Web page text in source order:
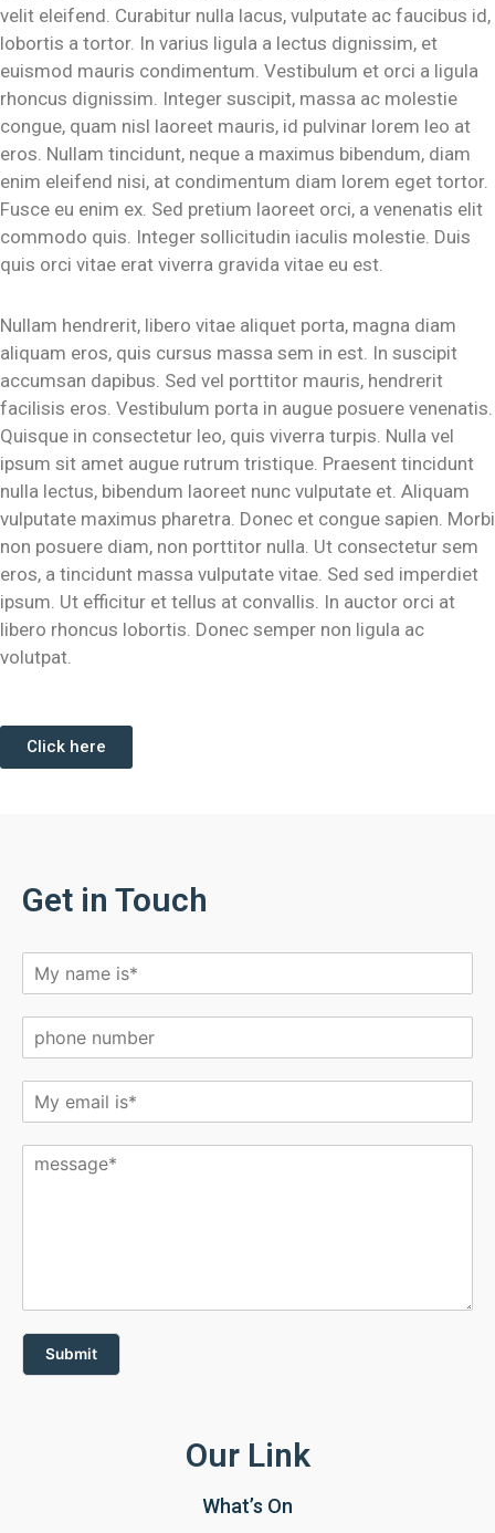
velit eleifend. Curabitur nulla lacus, vulputate ac faucibus id,
lobortis a tortor. In varius ligula a lectus dignissim, et
euismod mauris condimentum. Vestibulum et orci a ligula
rhoncus dignissim. Integer suscipit, massa ac molestie
congue, quam nisl laoreet mauris, id pulvinar lorem leo at
eros. Nullam tincidunt, neque a maximus bibendum, diam
enim eleifend nisi, at condimentum diam lorem eget tortor.
Fusce eu enim ex. Sed pretium laoreet orci, a venenatis elit
commodo quis. Integer sollicitudin iaculis molestie. Duis
quis orci vitae erat viverra gravida vitae eu est.
Nullam hendrerit, libero vitae aliquet porta, magna diam
aliquam eros, quis cursus massa sem in est. In suscipit
accumsan dapibus. Sed vel porttitor mauris, hendrerit
facilisis eros. Vestibulum porta in augue posuere venenatis.
Quisque in consectetur leo, quis viverra turpis. Nulla vel
ipsum sit amet augue rutrum tristique. Praesent tincidunt
nulla lectus, bibendum laoreet nunc vulputate et. Aliquam
vulputate maximus pharetra. Donec et congue sapien. Morbi
non posuere diam, non porttitor nulla. Ut consectetur sem
eros, a tincidunt massa vulputate vitae. Sed sed imperdiet
ipsum. Ut efficitur et tellus at convallis. In auctor orci at
libero rhoncus lobortis. Donec semper non ligula ac
volutpat.
Click here
Get in Touch
Submit
Our Link
What’s On